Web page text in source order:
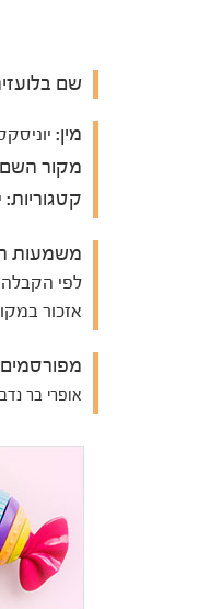
שם
מין:
מקור
קטגוריות:
משמעות
לפי
אזכור
אופרי בר נדב